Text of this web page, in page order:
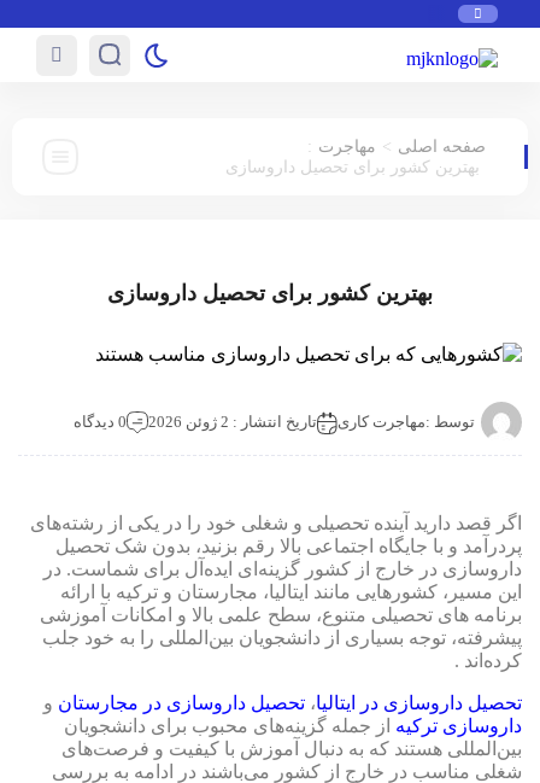
صفحه اصلی > مهاجرت :
بهترین کشور برای تحصیل داروسازی
بهترین کشور برای تحصیل داروسازی
توسط :مهاجرت کاری تاریخ انتشار : 2 ژوئن 2026 0 دیدگاه
اگر قصد دارید آینده‌ تحصیلی و شغلی خود را در یکی از رشته‌های
پردرآمد و با جایگاه اجتماعی بالا رقم بزنید، بدون شک تحصیل
داروسازی در خارج از کشور گزینه‌ای ایده‌آل برای شماست. در
این مسیر، کشورهایی مانند ایتالیا، مجارستان و ترکیه با ارائه
برنامه‌ های تحصیلی متنوع، سطح علمی بالا و امکانات آموزشی
پیشرفته، توجه بسیاری از دانشجویان بین‌المللی را به خود جلب
کرده‌اند .
تحصیل داروسازی در ایتالیا، تحصیل داروسازی در مجارستان و
داروسازی ترکیه از جمله گزینه‌های محبوب برای دانشجویان
بین‌المللی هستند که به دنبال آموزش با کیفیت و فرصت‌های
شغلی مناسب در خارج از کشور می‌باشند در ادامه به بررسی